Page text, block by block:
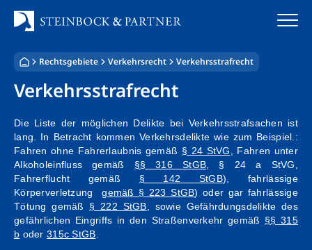
Inhalt
springen
Startseite
Team
Standorte
Rechtsgebiete
Steuerberatung
Rechtsgebiete Verkehrsrecht Verkehrsstrafrecht
Verkehrsstrafrecht
Die Liste der möglichen Delikte bei Verkehrsstrafsachen ist
lang. In Betracht kommen Verkehrsdelikte wie zum Beispiel.:
Fahren ohne Fahrerlaubnis gemäß § 24 StVG
, Fahren unter
Alkoholeinfluss gemäß §§ 316 StGB , § 24 a StVG,
Fahrerflucht gemäß § 142 StGB), fahrlässige
Körperverletzunggemäß § 223 StGB) oder gar fahrlässige
Tötung gemäß § 222 StGB , sowie Gefährdungsdelikte des
gefährlichen Eingriffs in den Straßenverkehr gemäß §§ 315
b oder 315c StGB